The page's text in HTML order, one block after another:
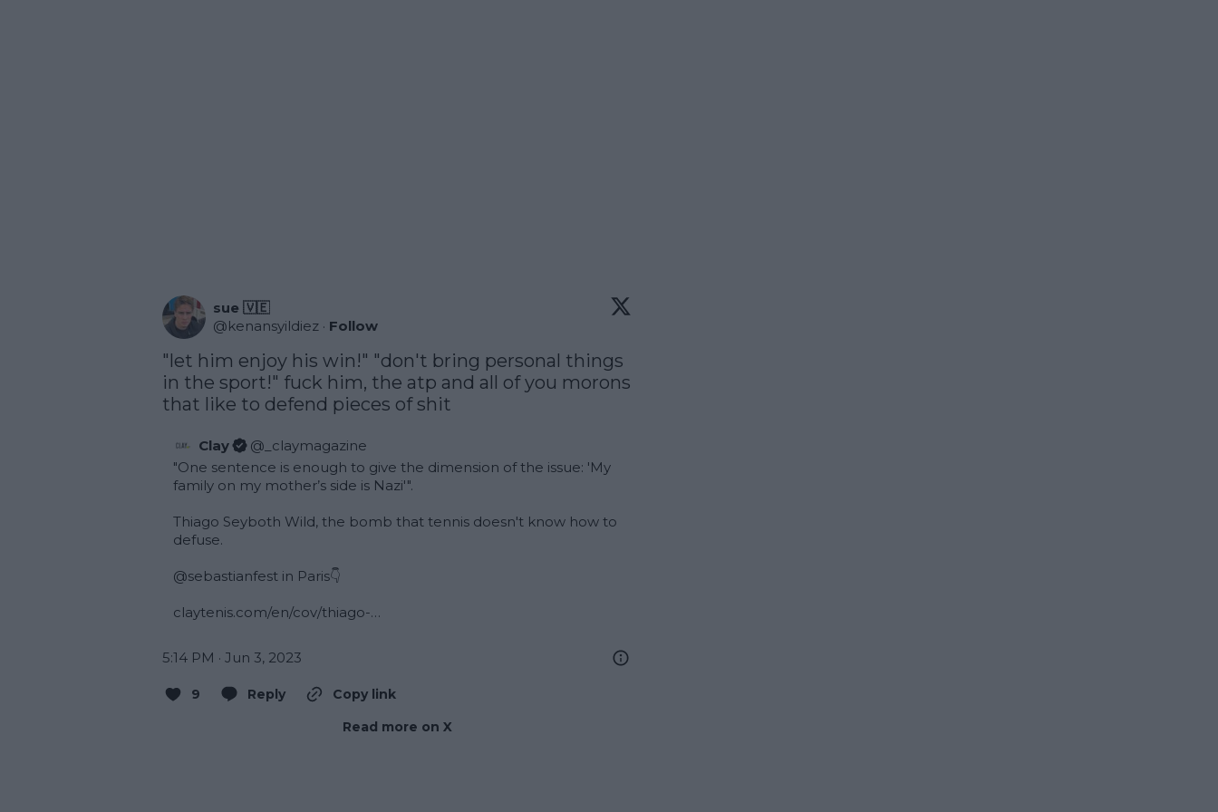
sue 🇻🇪
@kenansyildiez · Follow
"let him enjoy his win!" "don't bring personal things
in the sport!" fuck him, the atp and all of you morons
that like to defend pieces of shit
Clay @ _claymagazine
"One sentence is enough to give the dimension of the issue: 'My
family on my mother’s side is Nazi'".
Thiago Seyboth Wild, the bomb that tennis doesn't know how to
defuse.
@sebastianfest in Paris👇
claytenis.com/en/cov/thiago-…
5:14 PM · Jun 3, 2023
9 Reply
Copy link
Read more on X